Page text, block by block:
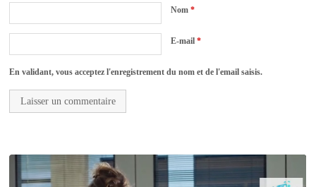
Nom*
E-mail*
En validant, vous acceptez l'enregistrement du nom et de l'email saisis.